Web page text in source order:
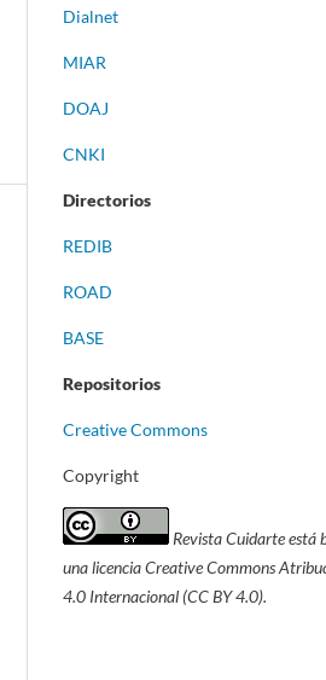
Dialnet
MIAR
DOAJ
CNKI
Directorios
REDIB
ROAD
BASE
Repositorios
Creative Commons
Copyright
Revista Cuidarte está
una licencia Creative Commons
4.0 Internacional (CC BY 4.0).